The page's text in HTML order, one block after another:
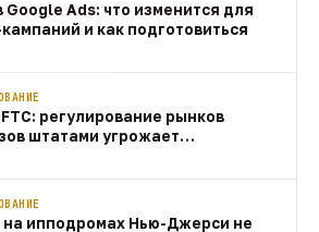
Google Ads: что изменится для
и как подготовиться
регулирование рынков
штатами угрожает
на ипподромах Нью-Джерси не